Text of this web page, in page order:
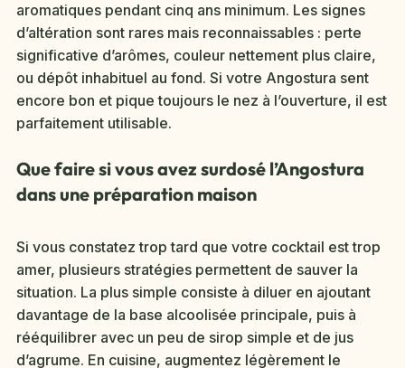
aromatiques pendant cinq ans minimum. Les signes
d’altération sont rares mais reconnaissables : perte
significative d’arômes, couleur nettement plus claire,
ou dépôt inhabituel au fond. Si votre Angostura sent
encore bon et pique toujours le nez à l’ouverture, il est
parfaitement utilisable.
Que faire si vous avez surdosé l’Angostura
dans une préparation maison
Si vous constatez trop tard que votre cocktail est trop
amer, plusieurs stratégies permettent de sauver la
situation. La plus simple consiste à diluer en ajoutant
davantage de la base alcoolisée principale, puis à
rééquilibrer avec un peu de sirop simple et de jus
d’agrume. En cuisine, augmentez légèrement le